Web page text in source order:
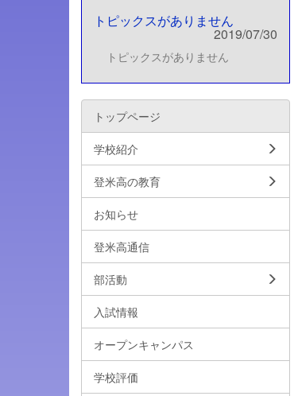
トピックスがありません
2019/07/30
トピックスがありません
トップページ
学校紹介
登米高の教育
お知らせ
登米高通信
部活動
入試情報
オープンキャンパス
学校評価